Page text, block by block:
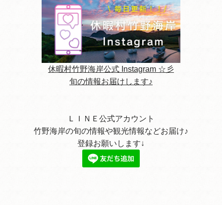
休暇村竹野海岸公式 Instagram ☆彡
旬の情報お届けします♪
ＬＩＮＥ公式アカウント
竹野海岸の旬の情報や観光情報などお届け♪
登録お願いします↓